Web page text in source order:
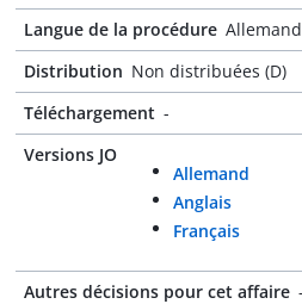
Langue de la procédure Allemand
Distribution Non distribuées (D)
Téléchargement -
Versions JO
Allemand
Anglais
Français
Autres décisions pour cet affaire -